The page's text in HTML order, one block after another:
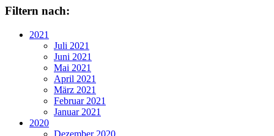
Filtern nach:
2021
Juli 2021
Juni 2021
Mai 2021
April 2021
März 2021
Februar 2021
Januar 2021
2020
Dezember 2020